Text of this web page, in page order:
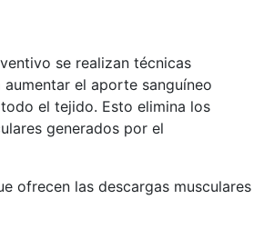
se realizan técnicas
aumentar el aporte sanguíneo
el tejido. Esto elimina los
generados por el
ofrecen las descargas musculares